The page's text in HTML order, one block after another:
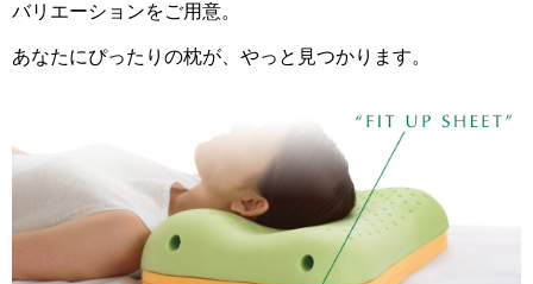
バリエーションをご用意。
あなたにぴったりの枕が、やっと見つかります。